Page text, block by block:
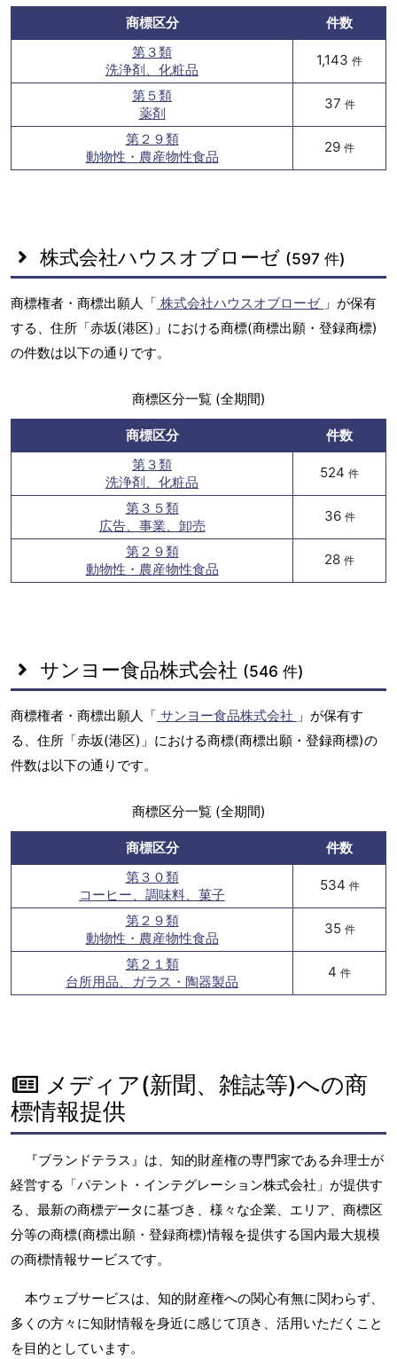
商標区分
件数
第３類
洗浄剤、化粧品
1,143 件
第５類
薬剤
37 件
第２９類
動物性・農産物性食品
29 件
株式会社ハウスオブローゼ (597 件)
商標権者・商標出願人「 株式会社ハウスオブローゼ 」が保有
する、住所「赤坂(港区)」における商標(商標出願・登録商標)
の件数は以下の通りです。
商標区分一覧 (全期間)
商標区分
件数
第３類
洗浄剤、化粧品
524 件
第３５類
広告、事業、卸売
36 件
第２９類
動物性・農産物性食品
28 件
サンヨー食品株式会社 (546 件)
商標権者・商標出願人「 サンヨー食品株式会社 」が保有す
る、住所「赤坂(港区)」における商標(商標出願・登録商標)の
件数は以下の通りです。
商標区分一覧 (全期間)
商標区分
件数
第３０類
コーヒー、調味料、菓子
534 件
第２９類
動物性・農産物性食品
35 件
第２１類
台所用品、ガラス・陶器製品
4 件
メディア(新聞、雑誌等)への商
標情報提供
『ブランドテラス』は、知的財産権の専門家である弁理士が
経営する「パテント・インテグレーション株式会社」が提供す
る、最新の商標データに基づき、様々な企業、エリア、商標区
分等の商標(商標出願・登録商標)情報を提供する国内最大規模
の商標情報サービスです。
本ウェブサービスは、知的財産権への関心有無に関わらず、
多くの方々に知財情報を身近に感じて頂き、活用いただくこと
を目的としています。